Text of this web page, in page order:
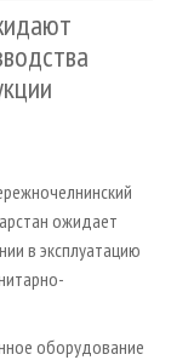
ожидает
в эксплуатацию
оборудование